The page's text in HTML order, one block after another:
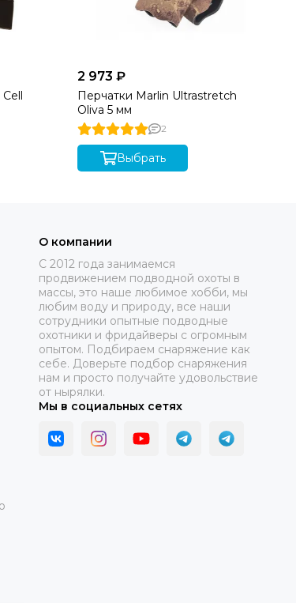
2 973 ₽
Перчатки Marlin Ultrastretch
Oliva 5 мм
2
Выбрать
О компании
C 2012 года занимаемся
продвижением подводной охоты в
массы, это наше любимое хобби, мы
любим воду и природу, все наши
сотрудники опытные подводные
охотники и фридайверы с огромным
опытом. Подбираем снаряжение как
себе. Доверьте подбор снаряжения
нам и просто получайте удовольствие
от нырялки.
Мы в социальных сетях